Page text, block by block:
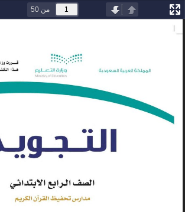
السابقةالتالية من 50